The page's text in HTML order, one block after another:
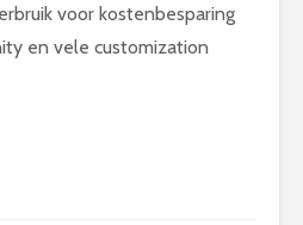
voor kostenbesparing
en vele customization